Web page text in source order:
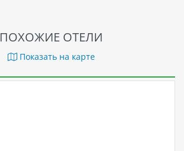
ПОХОЖИЕ ОТЕЛИ
Показать на карте